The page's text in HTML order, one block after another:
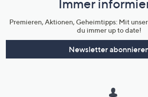
Immer
Premieren, Aktionen, Geheimtipps: Mit
du immer up to date!
Newsletter